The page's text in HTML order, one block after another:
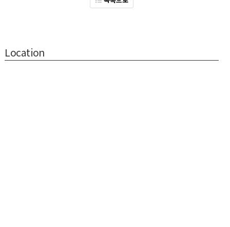
Location